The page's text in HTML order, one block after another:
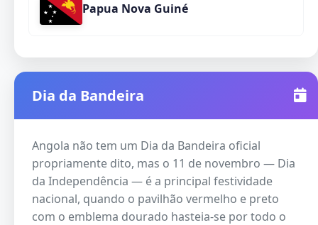
Papua Nova Guiné
Dia da Bandeira
Angola não tem um Dia da Bandeira oficial
propriamente dito, mas o 11 de novembro — Dia
da Independência — é a principal festividade
nacional, quando o pavilhão vermelho e preto
com o emblema dourado hasteia-se por todo o